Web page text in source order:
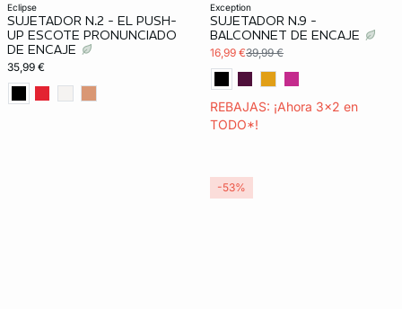
eclipse
SUJETADOR N.2 - EL PUSH-
UP ESCOTE PRONUNCIADO
DE ENCAJE
35,99 €
exception
SUJETADOR N.9 -
BALCONNET DE ENCAJE
16,99 €39,99 €
REBAJAS: ¡Ahora 3x2 en
TODO*!
-53%